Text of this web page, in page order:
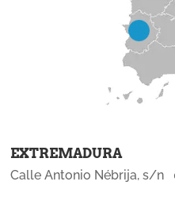
EXTREMADURA
Calle Antonio Nébrija, s/n